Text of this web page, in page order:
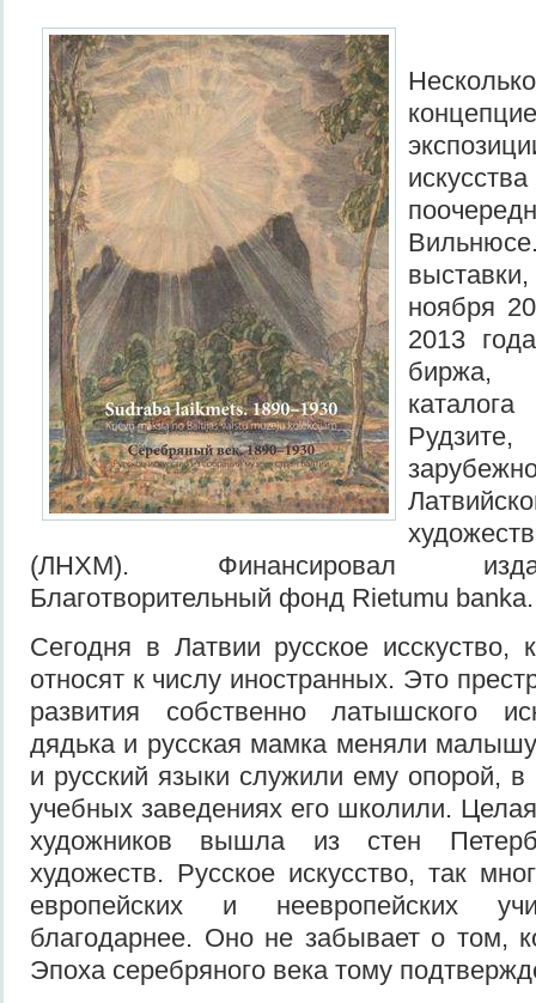
ноября
2013
биржа,
(ЛНХМ). Финансировал
Благотворительный фонд Rietumu
Сегодня в Латвии русское исскуство,
относят к числу иностранных. Это
развития собственно латышского
дядька и русская мамка меняли
и русский языки служили ему опорой, в
учебных заведениях его школили.
художников вышла из стен
художеств. Русское искусство, так
европейских и неевропейских
благодарнее. Оно не забывает о том,
Эпоха серебряного века тому